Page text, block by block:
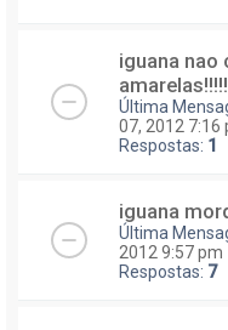
iguana nao
Última
07, 2012 7:16
Respostas: 1
iguana
Última
2012 9:57 pm
Respostas: 7